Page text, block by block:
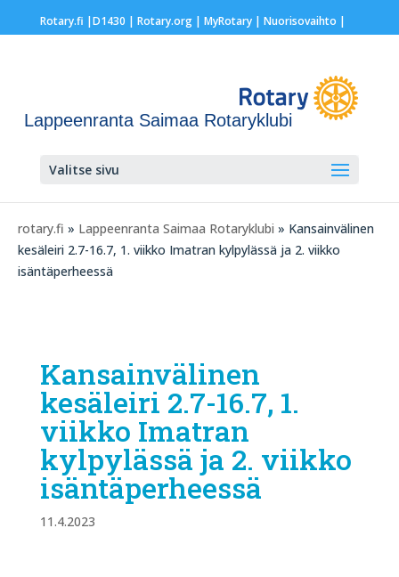
Rotary.fi |D1430 | Rotary.org| MyRotary | Nuorisovaihto |
Lappeenranta Saimaa Rotaryklubi
Valitse sivu
rotary.fi » Lappeenranta Saimaa Rotaryklubi » Kansainvälinen
kesäleiri 2.7-16.7, 1. viikko Imatran kylpylässä ja 2. viikko
isäntäperheessä
Kansainvälinen
kesäleiri 2.7-16.7, 1.
viikko Imatran
kylpylässä ja 2. viikko
isäntäperheessä
11.4.2023